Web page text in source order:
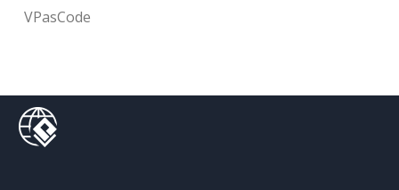
VPasCode